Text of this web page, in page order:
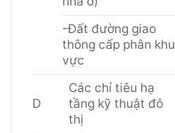
-Đất đường giao
thông cấp phân khu
vực
D
Các chỉ tiêu hạ
tầng kỹ thuật đô
thị